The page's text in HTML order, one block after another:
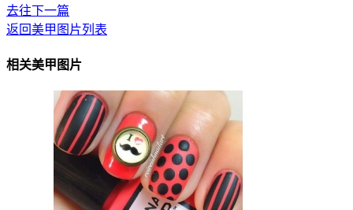
去往下一篇
返回美甲图片列表
相关美甲图片